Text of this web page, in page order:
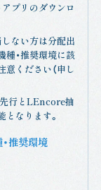
プリのダウンロ
ない方は分配出
・推奨環境に該
ください（申し
行とLEncore抽
なります。
推奨環境